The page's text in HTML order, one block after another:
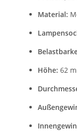
Material:
Höhe: 62